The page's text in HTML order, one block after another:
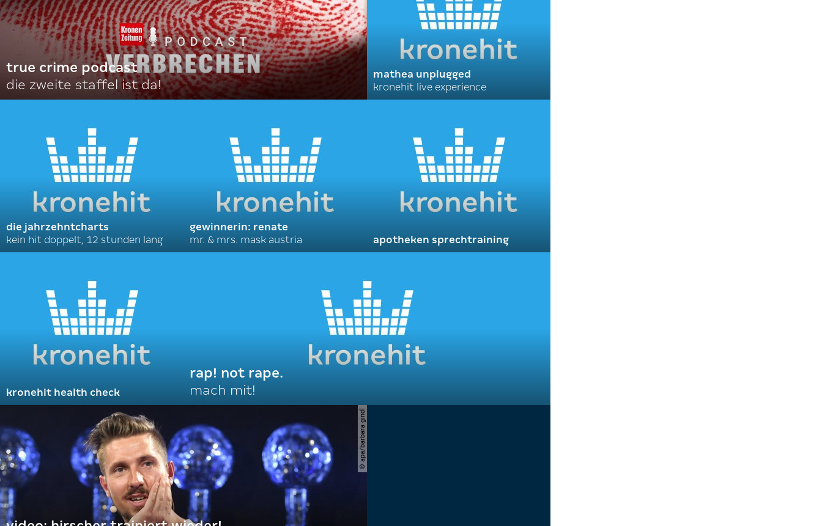
true crime podcast
die zweite staffel ist da!
mathea unplugged
kronehit live experience
die jahrzehntcharts
kein hit doppelt, 12 stunden lang
gewinnerin: renate
mr. & mrs. mask austria
apotheken sprechtraining
kronehit health check
rap! not rape.
mach mit!
© apa/barbara gindl